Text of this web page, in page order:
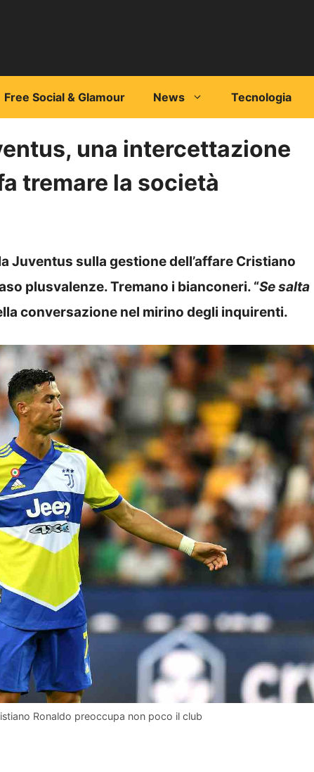
Free Social & Glamour News Tecnologia
una intercettazione
tremare la società
Juventus sulla gestione dell’affare Cristiano
plusvalenze. Tremano i bianconeri. “Se salta
conversazione nel mirino degli inquirenti.
Ronaldo preoccupa non poco il club